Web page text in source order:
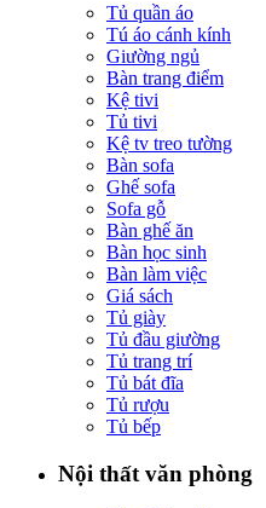
Tủ quần áo
Tú áo cánh kính
Giường ngủ
Bàn trang điểm
Kệ tivi
Tủ tivi
Kệ tv treo tường
Bàn sofa
Ghế sofa
Sofa gỗ
Bàn ghế ăn
Bàn học sinh
Bàn làm việc
Giá sách
Tủ giày
Tủ đầu giường
Tủ trang trí
Tủ bát đĩa
Tủ rượu
Tủ bếp
Nội thất văn phòng